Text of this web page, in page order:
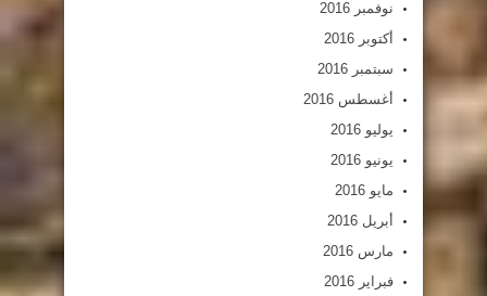
نوفمبر 2016
أكتوبر 2016
سبتمبر 2016
أغسطس 2016
يوليو 2016
يونيو 2016
مايو 2016
أبريل 2016
مارس 2016
فبراير 2016